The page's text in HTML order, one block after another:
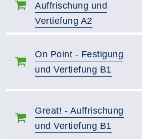
Auffrischung und
Vertiefung A2
On Point - Festigung
und Vertiefung B1
Great! - Auffrischung
und Vertiefung B1